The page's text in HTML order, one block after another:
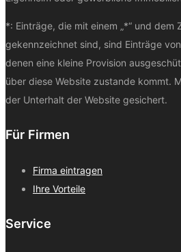
*: Einträge, die mit einem „*“ und dem
gekennzeichnet sind, sind Einträge
denen eine kleine Provision
über diese Website zustande kommt.
der Unterhalt der Website gesichert.
Für Firmen
Firma eintragen
Ihre Vorteile
Service